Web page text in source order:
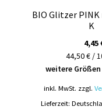
BIO Glitzer
K
4,45
44,50 € /
weitere
inkl. MwSt. zzgl.
Lieferzeit: